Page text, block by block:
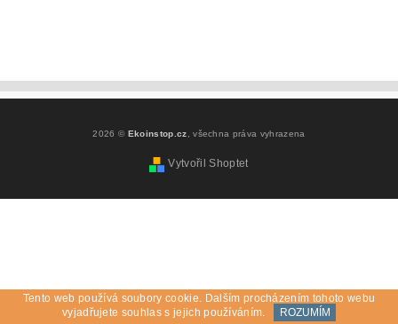
2026 © Ekoinstop.cz, všechna práva vyhrazena
Vytvořil Shoptet
Tento web používá soubory cookie. Dalším procházením tohoto webu
vyjadřujete souhlas s jejich používáním.
ROZUMÍM